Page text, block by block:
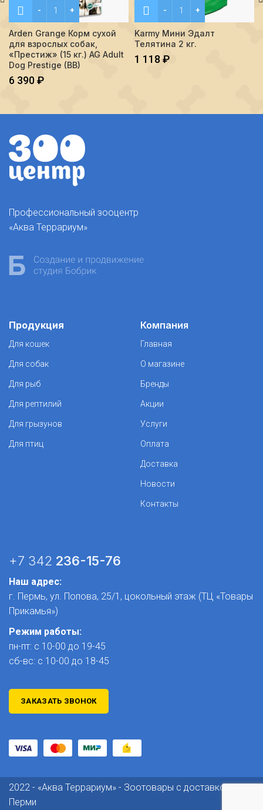
Количество Arden Grange Корм сухой для взрослых
Arden Grange Корм сухой
для взрослых собак,
«Престиж» (15 кг.) AG Adult
Dog Prestige (BB)
6 390₽
Количество Karmy Мини
Karmy Мини Эдалт
Телятина 2 кг.
1 118₽
Профессиональный зооцентр
«Аква Террариум»
Продукция
Для кошек
Для собак
Для рыб
Для рептилий
Для грызунов
Для птиц
Компания
Главная
О магазине
Бренды
Акции
Услуги
Оплата
Доставка
Новости
Контакты
+7 342 236-15-76
Наш адрес:
г. Пермь, ул. Попова, 25/1​, цокольный этаж (ТЦ «Товары
Прикамья»)
Режим работы:
пн-пт: с 10-00 до 19-45
сб-вс: с 10-00 до 18-45
ЗАКАЗАТЬ ЗВОНОК
2022 - «Аква Террариум» - Зоотовары с доставкой по
Перми